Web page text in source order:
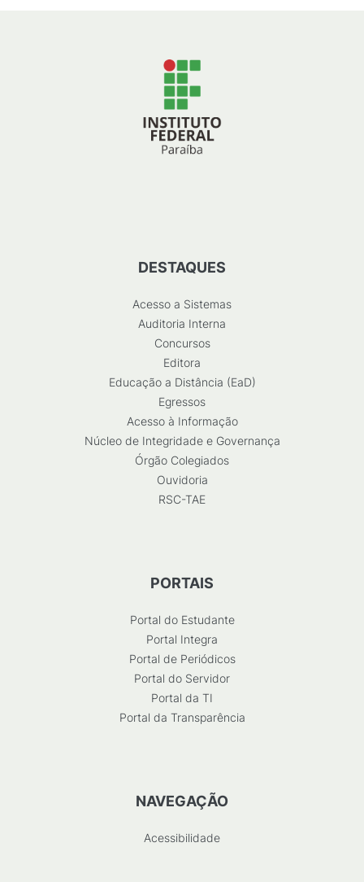
DESTAQUES
Acesso a Sistemas
Auditoria Interna
Concursos
Editora
Educação a Distância (EaD)
Egressos
Acesso à Informação
Núcleo de Integridade e Governança
Órgão Colegiados
Ouvidoria
RSC-TAE
PORTAIS
Portal do Estudante
Portal Integra
Portal de Periódicos
Portal do Servidor
Portal da TI
Portal da Transparência
NAVEGAÇÃO
Acessibilidade